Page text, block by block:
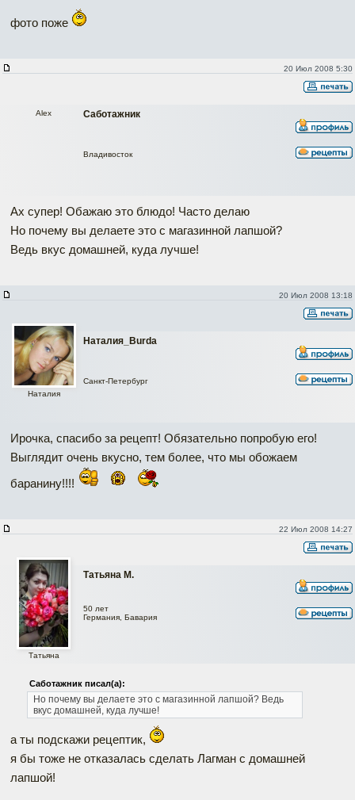
фото поже
20 Июл 2008 5:30
Саботажник
Alex
Владивосток
Ах супер! Обажаю это блюдо! Часто делаю
Но почему вы делаете это с магазинной лапшой?
Ведь вкус домашней, куда лучше!
20 Июл 2008 13:18
Наталия_Burda
Наталия
Санкт-Петербург
Ирочка, спасибо за рецепт! Обязательно попробую его!
Выглядит очень вкусно, тем более, что мы обожаем
баранину!!!!
22 Июл 2008 14:27
Татьяна М.
Татьяна
50 лет
Германия, Бавария
Саботажник писал(а):
Но почему вы делаете это с магазинной лапшой? Ведь
вкус домашней, куда лучше!
а ты подскажи рецептик,
я бы тоже не отказалась сделать Лагман с домашней
лапшой!